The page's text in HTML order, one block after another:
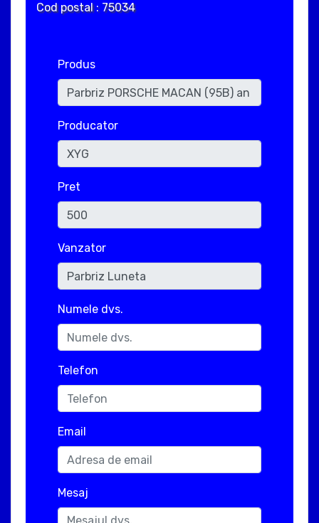
Cod postal : 75034
Produs
Producator
Pret
Vanzator
Numele dvs.
Telefon
Email
Mesaj